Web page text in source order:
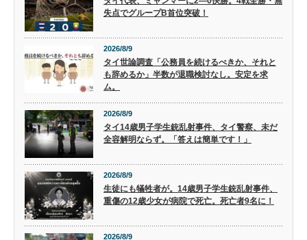
失点でグループB首位突破！
2026/8/9
タイ世論調査「公務員を続けるべきか、それと
も辞めるか」半数が退職検討なし。安定を求
ム。
2026/8/9
タイ14歳男子学生銃乱射事件、タイ警察、未だ
全容解明ならず。「答えは簡単です！」
2026/8/9
生徒にも犠牲者が。14歳男子学生銃乱射事件、
重傷の12歳少女が病院で死亡。死亡者9名に！
2026/8/9